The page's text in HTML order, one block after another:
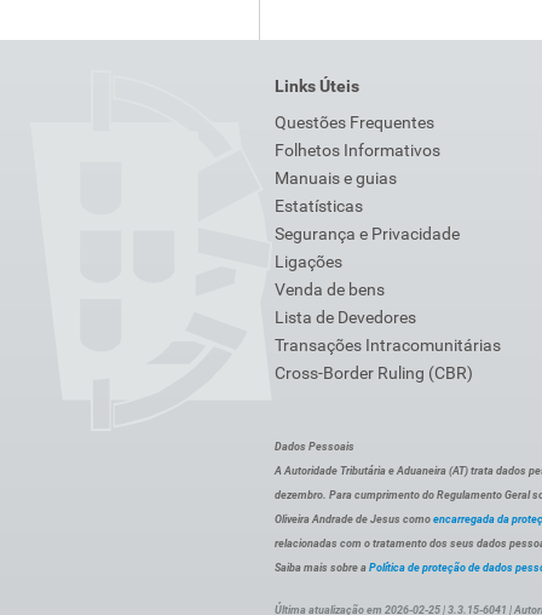
Links Úteis
Questões Frequentes
Folhetos Informativos
Manuais e guias
Estatísticas
Segurança e Privacidade
Ligações
Venda de bens
Lista de Devedores
Transações Intracomunitárias
Cross-Border Ruling (CBR)
Dados Pessoais
A Autoridade Tributária e Aduaneira (AT) trata dados
dezembro. Para cumprimento do Regulamento Geral
Oliveira Andrade de Jesus como encarregada da
relacionadas com o tratamento dos seus dados
Saiba mais sobre a Política de proteção de dados
Última atualização em 2026-02-25 | 3.3.15-6041 |